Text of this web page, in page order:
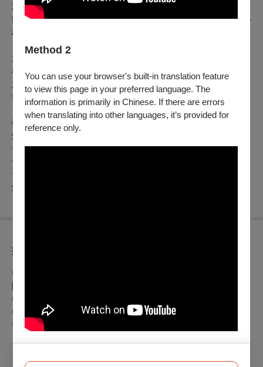
Method 2
You can use your browser's built-in translation feature
to view this page in your preferred language. The
information is primarily in Chinese. If there are errors
when translating into other languages, it’s provided for
reference only.
演員｜張世珮、郭耀仁、莊芝翔、吳驊恩、王國讚、洪晧倫
樂手｜ 鋼琴─林均憲、吉他─高仕袺、鼓手─陳彥廷、大提琴─
林尚儀
造型梳化設計｜陳瓊芳
梳化執行｜李孟潔、李淨元
主視覺設計｜林彤恩
行銷執行｜藍衣涵
硬體技術統籌｜飛陽音響有限公司
燈光執行｜賴科竹
音響執行｜陳鐸夫
音效執行｜詹宜玫
音響技術人員｜盧亞儷、楊郁晨
燈光技術人員｜姚皓宇
折扣方案
◎
◎
◎
兩人同行票價
$880
◎四人同行票價$1,600